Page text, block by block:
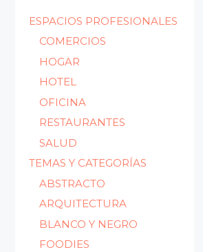
ESPACIOS PROFESIONALES
COMERCIOS
HOGAR
HOTEL
OFICINA
RESTAURANTES
SALUD
TEMAS Y CATEGORÍAS
ABSTRACTO
ARQUITECTURA
BLANCO Y NEGRO
FOODIES